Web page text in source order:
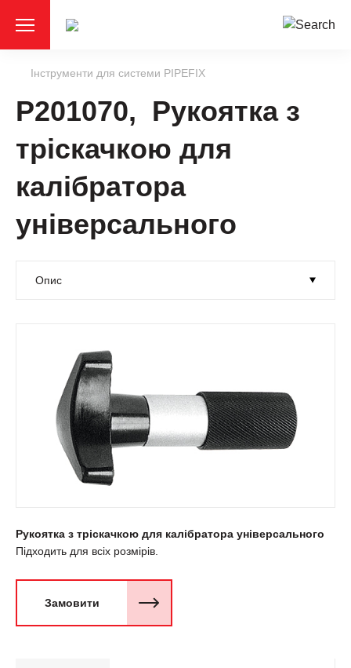
Інструменти для системи PIPEFIX
P201070, Рукоятка з
тріскачкою для
калібратора
універсального
Рукоятка з тріскачкою для калібратора універсального
Підходить для всіх розмірів.
Замовити